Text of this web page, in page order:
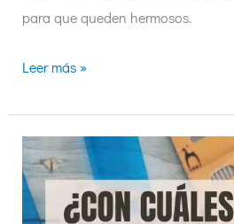
para que queden hermosos.
Leer más »
Cuáles
son
las